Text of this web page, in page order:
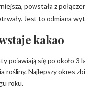
powstała z
Jest to odmiana
kakao
pojawiają się po około 3
rośliny. Najlepszy okres
roku.